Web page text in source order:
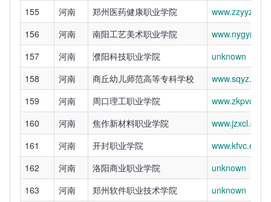
155
河南 郑州医药健康职业学院
156
河南 南阳工艺美术职业学院
157
河南 濮阳科技职业学院
unknown
158
河南 商丘幼儿师范高等专科学校
159
河南 周口理工职业学院
160
河南 焦作新材料职业学院
161
河南 开封职业学院
162
河南 洛阳商业职业学院
unknown
163
河南 郑州软件职业技术学院
unknown